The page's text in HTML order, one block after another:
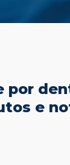
por
e